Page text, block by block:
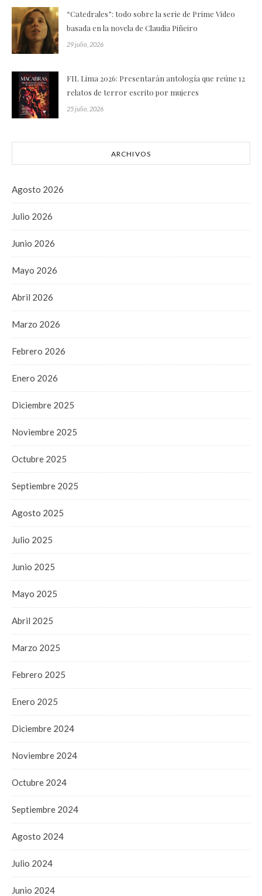
“Catedrales”: todo sobre la serie de Prime Video
basada en la novela de Claudia Piñeiro
29 julio, 2026
FIL Lima 2026: Presentarán antología que reúne 12
relatos de terror escrito por mujeres
25 julio, 2026
ARCHIVOS
Agosto 2026
Julio 2026
Junio 2026
Mayo 2026
Abril 2026
Marzo 2026
Febrero 2026
Enero 2026
Diciembre 2025
Noviembre 2025
Octubre 2025
Septiembre 2025
Agosto 2025
Julio 2025
Junio 2025
Mayo 2025
Abril 2025
Marzo 2025
Febrero 2025
Enero 2025
Diciembre 2024
Noviembre 2024
Octubre 2024
Septiembre 2024
Agosto 2024
Julio 2024
Junio 2024